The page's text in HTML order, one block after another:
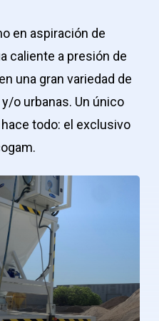
en aspiración de
caliente a presión de
una gran variedad de
o urbanas. Un único
todo: el exclusivo